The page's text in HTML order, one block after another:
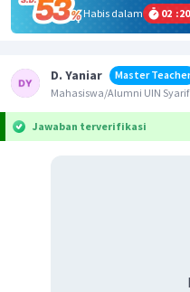
Habis dalam
02 :20
D. Yaniar
Master Teacher
Mahasiswa/Alumni UIN
Jawaban terverifikasi